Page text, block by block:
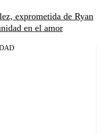
exprometida de Ryan
en el amor